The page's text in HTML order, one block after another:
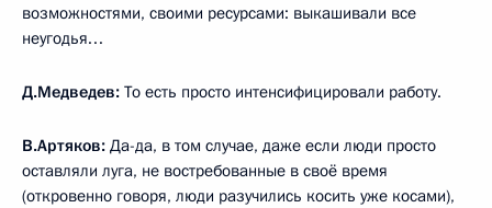
возможностями, своими ресурсами: выкашивали все
неугодья…
Д.Медведев: То есть просто интенсифицировали работу.
В.Артяков: Да-да, в том случае, даже если люди просто
оставляли луга, не востребованные в своё время
(откровенно говоря, люди разучились косить уже косами),